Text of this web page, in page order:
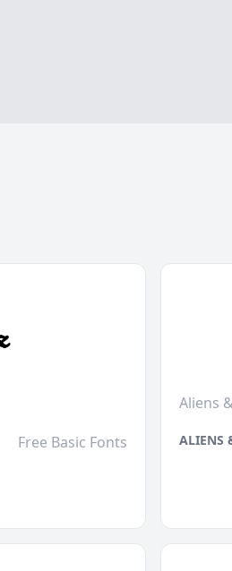
Free Basic Fonts
Aliens
ALIENS